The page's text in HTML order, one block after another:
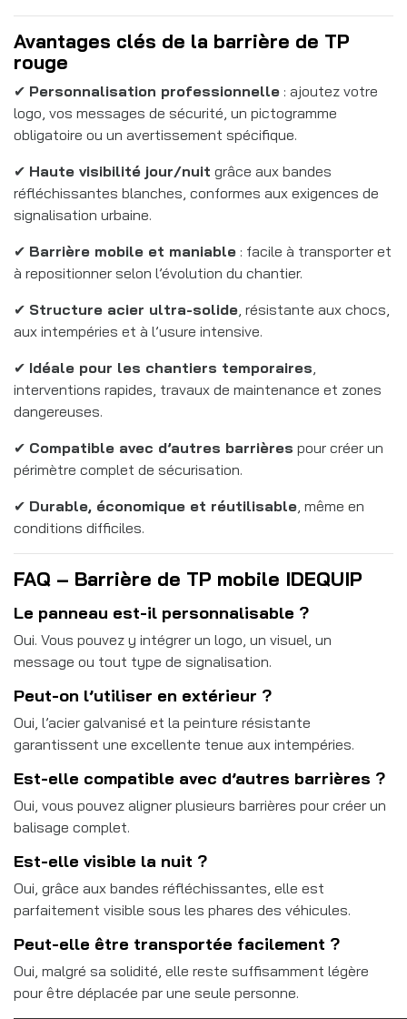
Avantages clés de la barrière de TP
rouge
✔ Personnalisation professionnelle : ajoutez votre
logo, vos messages de sécurité, un pictogramme
obligatoire ou un avertissement spécifique.
✔ Haute visibilité jour/nuit grâce aux bandes
réfléchissantes blanches, conformes aux exigences de
signalisation urbaine.
✔ Barrière mobile et maniable : facile à transporter et
à repositionner selon l’évolution du chantier.
✔ Structure acier ultra-solide , résistante aux chocs,
aux intempéries et à l’usure intensive.
✔ Idéale pour les chantiers temporaires
interventions rapides, travaux de maintenance et zones
dangereuses.
✔ Compatible avec d’autres barrières pour créer un
périmètre complet de sécurisation.
✔ Durable, économique et réutilisable , même en
conditions difficiles.
FAQ – Barrière de TP mobile IDEQUIP
Le panneau est-il personnalisable ?
Oui. Vous pouvez y intégrer un logo, un visuel, un
message ou tout type de signalisation.
Peut-on l’utiliser en extérieur ?
Oui, l’acier galvanisé et la peinture résistante
garantissent une excellente tenue aux intempéries.
Est-elle compatible avec d’autres barrières ?
Oui, vous pouvez aligner plusieurs barrières pour créer un
balisage complet.
Est-elle visible la nuit ?
Oui, grâce aux bandes réfléchissantes, elle est
parfaitement visible sous les phares des véhicules.
Peut-elle être transportée facilement ?
Oui, malgré sa solidité, elle reste suffisamment légère
pour être déplacée par une seule personne.